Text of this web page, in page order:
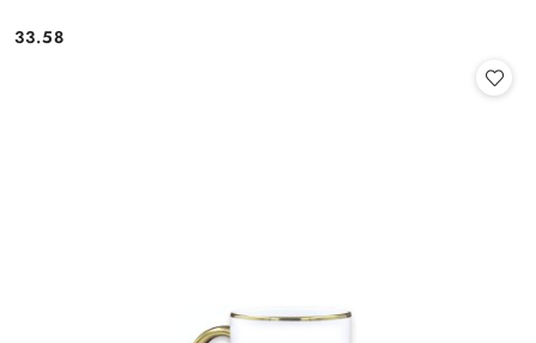
Cena:
33.58